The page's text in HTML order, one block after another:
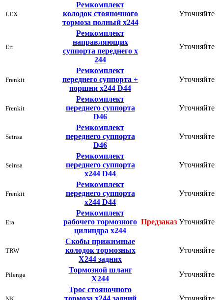
LEX
Ремкомплект
колодок стояночного
тормоза полный х244
Уточняйте
Ert
Ремкомплект
направляющих
суппорта переднего х
244
Уточняйте
Frenkit
Ремкомплект
переднего суппорта +
поршни х244 D44
Уточняйте
Frenkit
Ремкомплект
переднего суппорта
D46
Уточняйте
Seinsa
Ремкомплект
переднего суппорта
D46
Уточняйте
Seinsa
Ремкомплект
переднего суппорта
х244 D44
Уточняйте
Frenkit
Ремкомплект
переднего суппорта
х244 D44
Уточняйте
Era
Ремкомплект
рабочего тормозного
цилиндра х244
Предзаказ Уточняйте
TRW
Скобы прижимные
колодок тормозных
Х244 задних
Уточняйте
Pilenga
Тормозной шланг
Х244
Уточняйте
Трос стояночного
тормоза х244 задний
Уточняйте